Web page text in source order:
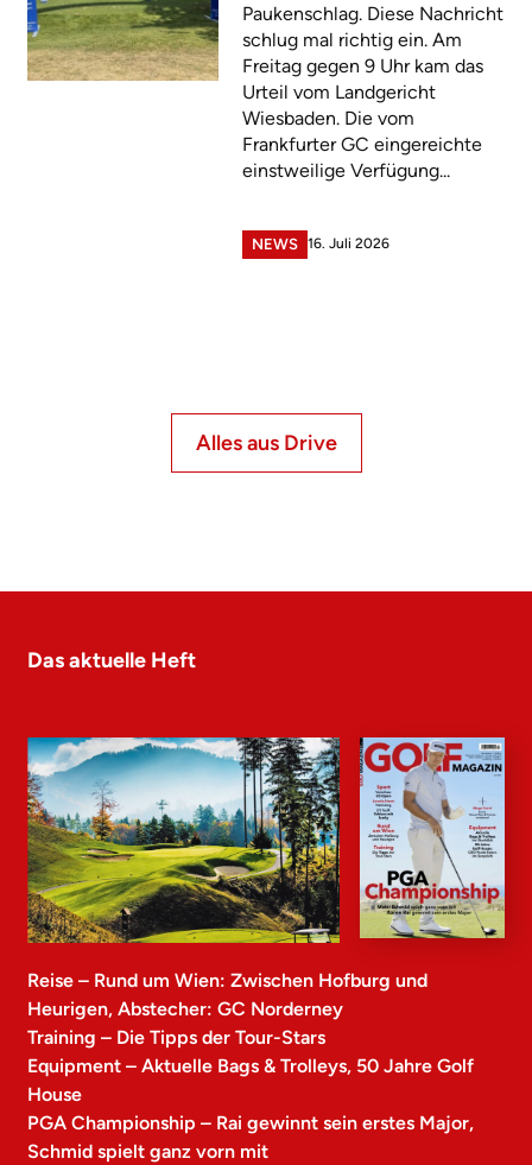
Paukenschlag. Diese Nachricht
schlug mal richtig ein. Am
Freitag gegen 9 Uhr kam das
Urteil vom Landgericht
Wiesbaden. Die vom
Frankfurter GC eingereichte
einstweilige Verfügung...
NEWS 16. Juli 2026
Alles aus Drive
Das aktuelle Heft
Reise – Rund um Wien: Zwischen Hofburg und
Heurigen, Abstecher: GC Norderney
Training – Die Tipps der Tour-Stars
Equipment – Aktuelle Bags & Trolleys, 50 Jahre Golf
House
PGA Championship – Rai gewinnt sein erstes Major,
Schmid spielt ganz vorn mit